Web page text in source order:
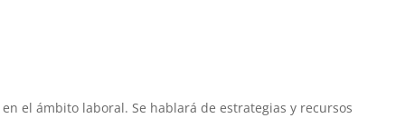
el ámbito laboral. Se hablará de estrategias y recursos